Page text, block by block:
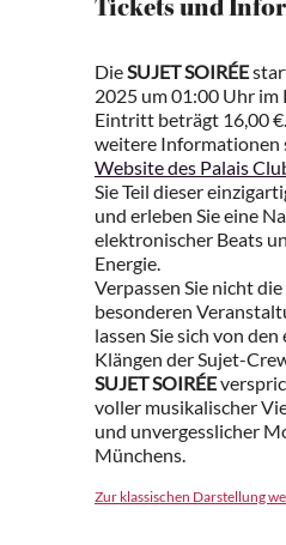
Tickets und
DieSUJET SOIRÉE
2025 um 01:00 Uhr im
Eintritt beträgt 16,00
weitere Informationen
Website des Palais
Sie Teil dieser
und erleben Sie eine
elektronischer Beats
Energie.
Verpassen Sie nicht
besonderen
lassen Sie sich von
Klängen der Sujet-
SUJET SOIRÉE
voller musikalischer
und unvergesslicher
Münchens.
Zur klassischen Darstellung